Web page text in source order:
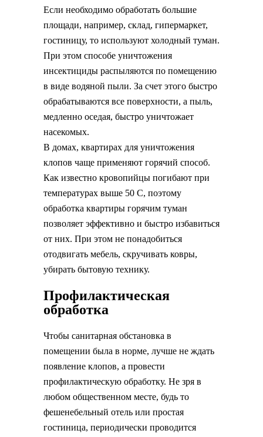
Если необходимо обработать большие
площади, например, склад, гипермаркет,
гостиницу, то используют холодный туман.
При этом способе уничтожения
инсектициды распыляются по помещению
в виде водяной пыли. За счет этого быстро
обрабатываются все поверхности, а пыль,
медленно оседая, быстро уничтожает
насекомых.
В домах, квартирах для уничтожения
клопов чаще применяют горячий способ.
Как известно кровопийцы погибают при
температурах выше 50 С, поэтому
обработка квартиры горячим туман
позволяет эффективно и быстро избавиться
от них. При этом не понадобиться
отодвигать мебель, скручивать ковры,
убирать бытовую технику.
Профилактическая
обработка
Чтобы санитарная обстановка в
помещении была в норме, лучше не ждать
появление клопов, а провести
профилактическую обработку. Не зря в
любом общественном месте, будь то
фешенебельный отель или простая
гостиница, периодически проводится